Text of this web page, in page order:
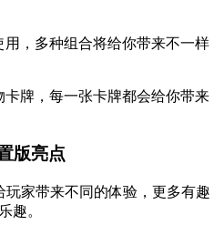
，多种组合将给你带来不一样
牌，每一张卡牌都会给你带来
版亮点
家带来不同的体验，更多有趣
趣。